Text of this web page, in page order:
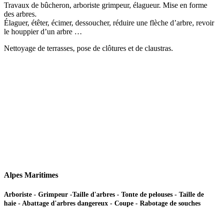
Travaux de bûcheron, arboriste grimpeur, élagueur. Mise en forme
des arbres.
Élaguer, étêter, écimer, dessoucher, réduire une flèche d’arbre, revoir
le houppier d’un arbre …
Nettoyage de terrasses, pose de clôtures et de claustras.
Alpes Maritimes
Arboriste - Grimpeur -Taille d'arbres - Tonte de pelouses - Taille de
haie - Abattage d'arbres dangereux - Coupe - Rabotage de souches